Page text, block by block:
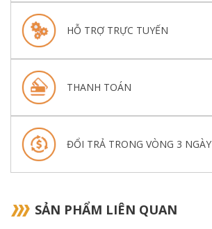
HỖ TRỢ TRỰC TUYẾN
THANH TOÁN
ĐỔI TRẢ TRONG VÒNG 3 NGÀY
SẢN PHẨM LIÊN QUAN